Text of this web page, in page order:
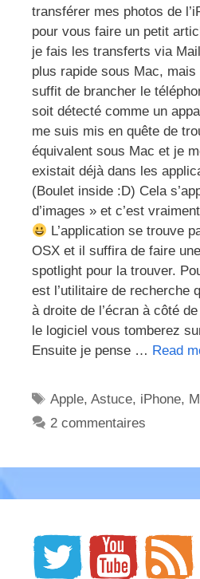
transférer mes photos de
pour vous faire un petit
je fais les transferts via
plus rapide sous Mac,
suffit de brancher le
soit détecté comme un
me suis mis en quête de
équivalent sous Mac et je
existait déjà dans les
(Boulet inside :D) Cela
d’images » et c’est
L’application se trouve
OSX et il suffira de faire
spotlight pour la trouver.
est l’utilitaire de recherche
à droite de l’écran à côté
le logiciel vous tomberez
Ensuite je pense … Read
Étiquettes
Apple,Astuce, iPhone,
2 commentaires